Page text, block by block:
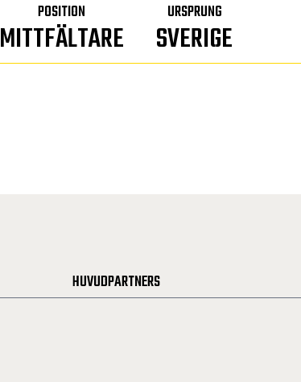
POSITION
MITTFÄLTARE
URSPRUNG
SVERIGE
HUVUDPARTNERS